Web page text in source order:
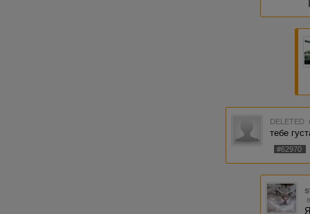
DELETED
тебе
#62970